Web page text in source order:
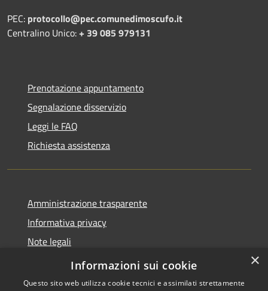
PEC: protocollo@pec.comunedimoscufo.it
Centralino Unico:+ 39 085 979131
Prenotazione appuntamento
Segnalazione disservizio
Leggi le FAQ
Richiesta assistenza
Amministrazione trasparente
Informativa privacy
Note legali
Dichiarazione di accessibilità
×
Informazioni sui cookie
Questo sito web utilizza cookie tecnici e assimilati strettamente